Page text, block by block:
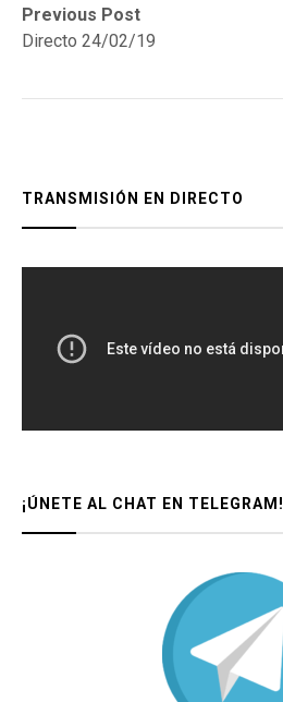
Navegación
de
Previous Post
Previous
post:Directo 24/02/19
Next
post:
TRANSMISIÓN EN DIRECTO
¡ÚNETE AL CHAT EN TELEGRAM!